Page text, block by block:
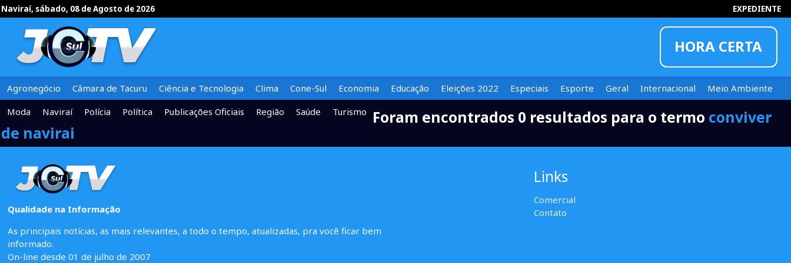
Naviraí, sábado, 08 de Agosto de 2026 EXPEDIENTE
HORA CERTA
INFORMOU
Agronegócio Câmara de Tacuru Ciência e Tecnologia Clima Cone-Sul Economia Educação Eleições 2022 Especiais Esporte Geral Internacional
Meio Ambiente
Moda
Naviraí Polícia Política Publicações Oficiais Região Saúde Turismo Foram encontrados 0 resultados para o termo conviver
de navirai
Qualidade na Informação
As principais notícias, as mais relevantes, a todo o tempo, atualizadas, pra você ficar bem
informado.
On-line desde 01 de julho de 2007
Links
Comercial
Contato